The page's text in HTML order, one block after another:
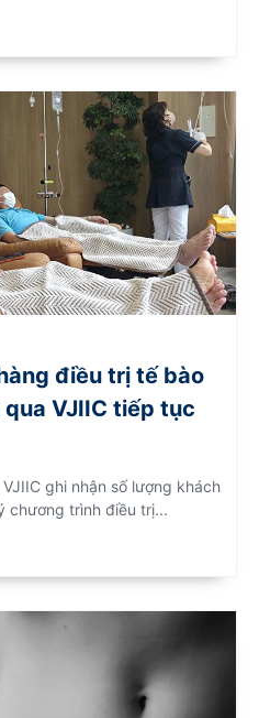
điều trị tế bào
VJIIC tiếp tục
ghi nhận số lượng khách
chương trình điều trị...